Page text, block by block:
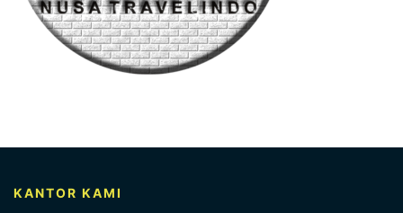
KANTOR KAMI